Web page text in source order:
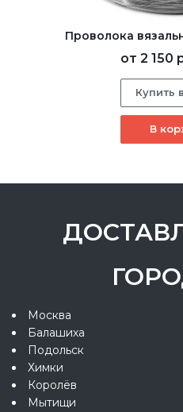
Проволока
от 2 150
Купить
В
Москва
Балашиха
Подольск
Химки
Королёв
Мытищи